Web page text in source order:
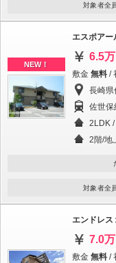
対象者全
NEW！
エスポア
6.5万
敷金 無料 /
長崎県
佐世保
2LDK /
2階/地
対象者全
エンドレス
7.0万
敷金 無料 /